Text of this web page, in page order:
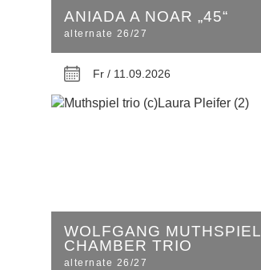
ANIADA A NOAR „45“
alternate 26/27
Fr / 11.09.2026
WOLFGANG MUTHSPIEL
CHAMBER TRIO
alternate 26/27